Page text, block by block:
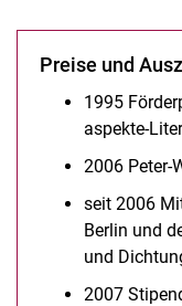
Preise und
1995
aspekte-
2006 Peter-
seit 2006
Berlin und
und
2007